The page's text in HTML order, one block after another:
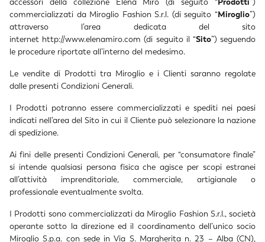
commercializzati da Miroglio Fashion S.r.l. (di seguito “Miroglio”)
attraverso l’area dedicata del sito
internet http://www.elenamiro.com (di seguito il “Sito”) seguendo
le procedure riportate all’interno del medesimo.
Le vendite di Prodotti tra Miroglio e i Clienti saranno regolate
dalle presenti Condizioni Generali.
I Prodotti potranno essere commercializzati e spediti nei paesi
indicati nell’area del Sito in cui il Cliente può selezionare la nazione
di spedizione.
Ai fini delle presenti Condizioni Generali, per “consumatore finale”
si intende qualsiasi persona fisica che agisce per scopi estranei
all’attività imprenditoriale, commerciale, artigianale o
professionale eventualmente svolta.
I Prodotti sono commercializzati da Miroglio Fashion S.r.l., società
operante sotto la direzione ed il coordinamento dell’unico socio
Miroglio S.p.a. con sede in Via S. Margherita n. 23 – Alba (CN),